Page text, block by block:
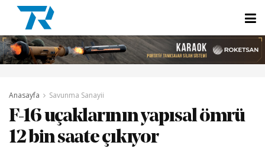
Anasayfa Savunma Sanayii
F-16 uçaklarının yapısal ömrü
12 bin saate çıkıyor